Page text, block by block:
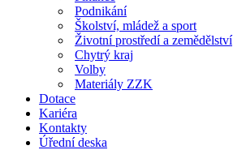
Podnikání
Školství, mládež a sport
Životní prostředí a zemědělství
Chytrý kraj
Volby
Materiály ZZK
Dotace
Kariéra
Kontakty
Úřední deska